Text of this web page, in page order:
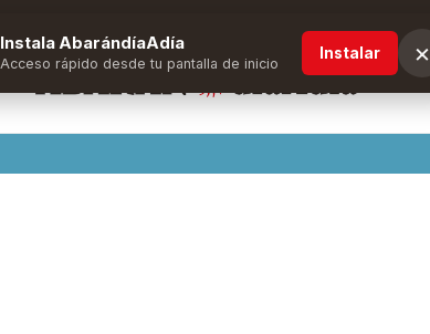
Instala AbarándíaAdía
Acceso rápido desde tu pantalla de inicio
Instalar ×